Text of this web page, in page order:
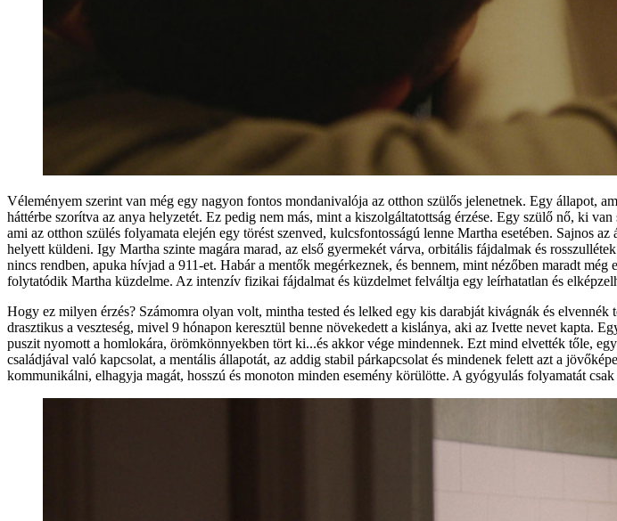
Véleményem szerint van még egy nagyon fontos mondanivalója az otthon szülős jelenetnek. Egy állapot,
háttérbe szorítva az anya helyzetét. Ez pedig nem más, mint a kiszolgáltatottság érzése. Egy szülő nő, ki
ami az otthon szülés folyamata elején egy törést szenved, kulcsfontosságú lenne Martha esetében. Sajnos
helyett küldeni. Igy Martha szinte magára marad, az első gyermekét várva, orbitális fájdalmak és
nincs rendben, apuka hívjad a 911-et. Habár a mentők megérkeznek, és bennem, mint nézőben maradt
folytatódik Martha küzdelme. Az intenzív fizikai fájdalmat és küzdelmet felváltja egy leírhatatlan és
Hogy ez milyen érzés? Számomra olyan volt, mintha tested és lelked egy kis darabját kivágnák és
drasztikus a veszteség, mivel 9 hónapon keresztül benne növekedett a kislánya, aki az Ivette nevet kapta.
puszit nyomott a homlokára, örömkönnyekben tört ki...és akkor vége mindennek. Ezt mind elvették tőle,
családjával való kapcsolat, a mentális állapotát, az addig stabil párkapcsolat és mindenek felett azt a
kommunikálni, elhagyja magát, hosszú és monoton minden esemény körülötte. A gyógyulás folyamatát